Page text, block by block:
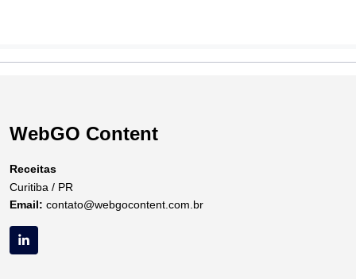
WebGO Content
Receitas
Curitiba / PR
Email: contato@webgocontent.com.br